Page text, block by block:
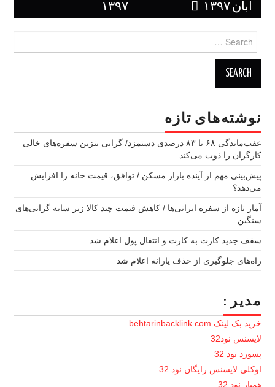
۱۳۹۷
آبان ۱۳۹۷
for:
نوشته‌های تازه
عقب‌ماندگی ۶۸ تا ۸۳ درصدی دستمزد/ گرانی بنزین سفره‌های خالی
کارگران را ذوب می‌کند
پیش‌بینی مهم از آینده بازار مسکن / توافق، قیمت خانه را افزایش
می‌دهد؟
آمار تازه از سفره ایرانی‌ها / کاهش قیمت چند کالا زیر سایه گرانی‌های
سنگین
سقف جدید کارت به کارت و انتقال پول اعلام شد
راه‌های جلوگیری از حذف یارانه اعلام شد
مدیر :
خرید بک لینک behtarinbacklink.com
لایسنس نود32
پسورد نود 32
اوکلی لایسنس رایگان نود 32
همیار نود 32